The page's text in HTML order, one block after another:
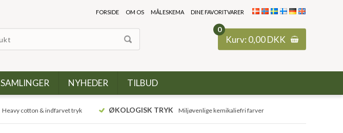
0
Kurv: 0,00DKK
FORSIDE OM OS MÅLESKEMA DINE FAVORITVARER
SAMLINGER NYHEDER TILBUD
Heavy cotton & indfarvet tryk ØKOLOGISK TRYK Miljøvenlige kemikaliefri farver